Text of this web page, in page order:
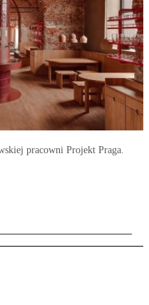
pracowni Projekt Praga.